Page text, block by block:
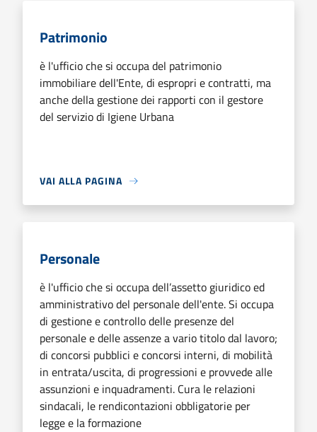
Patrimonio
è l'ufficio che si occupa del patrimonio
immobiliare dell'Ente, di espropri e contratti, ma
anche della gestione dei rapporti con il gestore
del servizio di Igiene Urbana
VAI ALLA PAGINA
Personale
è l'ufficio che si occupa dell’assetto giuridico ed
amministrativo del personale dell'ente. Si occupa
di gestione e controllo delle presenze del
personale e delle assenze a vario titolo dal lavoro;
di concorsi pubblici e concorsi interni, di mobilità
in entrata/uscita, di progressioni e provvede alle
assunzioni e inquadramenti. Cura le relazioni
sindacali, le rendicontazioni obbligatorie per
legge e la formazione